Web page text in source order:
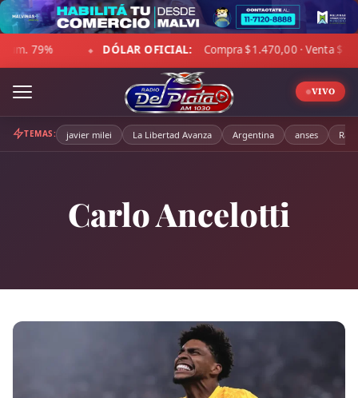
Skip
to
content
OFICIAL: Compra $1.470,00 · Venta $1.521,00 ◆ ☁ LA
VIVO
TEMAS: javier milei La Libertad Avanza Argentina anses
Carlo Ancelotti